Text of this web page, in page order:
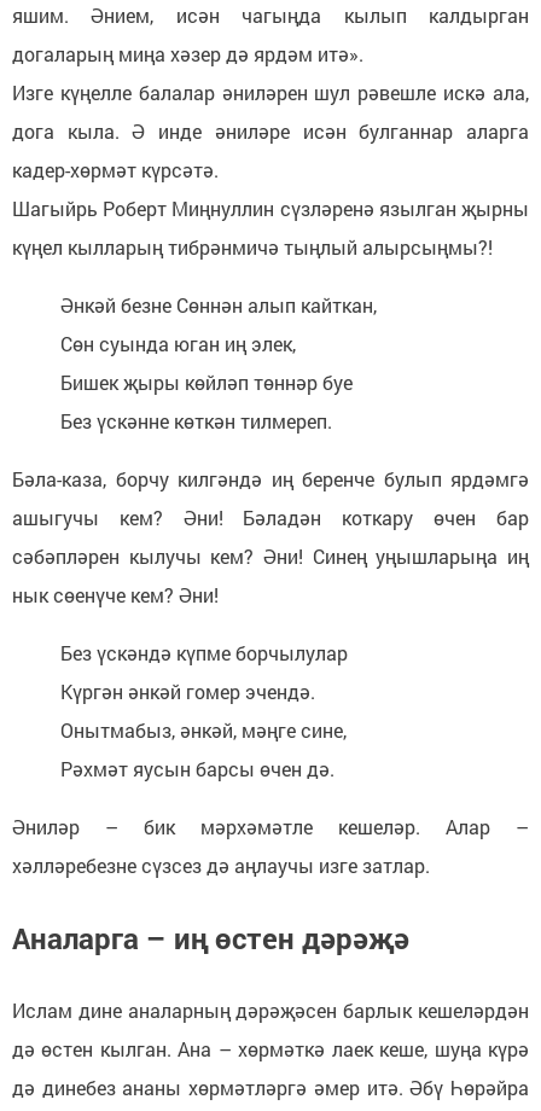
яшим. Әнием, исән чагыңда кылып калдырган
догаларың миңа хәзер дә ярдәм итә».
Изге күңелле балалар әниләрен шул рәвешле искә ала,
дога кыла. Ә инде әниләре исән булганнар аларга
кадер-хөрмәт күрсәтә.
Шагыйрь Роберт Миңнуллин сүзләренә язылган җырны
күңел кылларың тибрәнмичә тыңлый алырсыңмы?!
Әнкәй безне Сөннән алып кайткан,
Сөн суында юган иң элек,
Бишек җыры көйләп төннәр буе
Без үскәнне көткән тилмереп.
Бәла-каза, борчу килгәндә иң беренче булып ярдәмгә
ашыгучы кем? Әни! Бәладән коткару өчен бар
сәбәпләрен кылучы кем? Әни! Синең уңышларыңа иң
нык сөенүче кем? Әни!
Без үскәндә күпме борчылулар
Күргән әнкәй гомер эчендә.
Онытмабыз, әнкәй, мәңге сине,
Рәхмәт яусын барсы өчен дә.
Әниләр – бик мәрхәмәтле кешеләр. Алар –
хәлләребезне сүзсез дә аңлаучы изге затлар.
Аналарга – иң өстен дәрәҗә
Ислам дине аналарның дәрәҗәсен барлык кешеләрдән
дә өстен кылган. Ана – хөрмәткә лаек кеше, шуңа күрә
дә динебез ананы хөрмәтләргә әмер итә. Әбү Һөрәйра